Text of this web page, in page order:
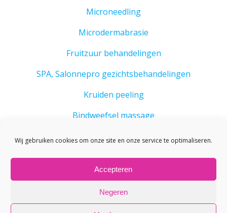
Wij gebruiken cookies om onze site en onze service te optimaliseren.
Accepteren
Negeren
Microneedling
Microdermabrasie
Fruitzuur behandelingen
SPA, Salonnepro gezichtsbehandelingen
Kruiden peeling
Bindweefsel massage
BioPulse Therapy